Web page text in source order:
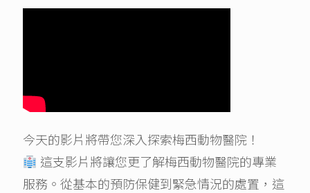
今天的影片將帶您深入探索梅西動物醫院！
這支影片將讓您更了解梅西動物醫院的專業
服務。從基本的預防保健到緊急情況的處置，這